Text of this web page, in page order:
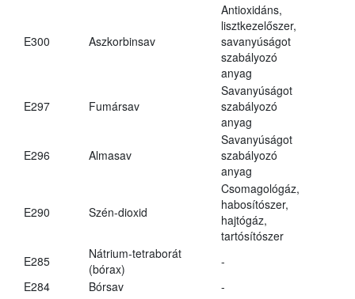
E300 Aszkorbinsav
Antioxidáns,
lisztkezelőszer,
savanyúságot
szabályozó
anyag
E297 Fumársav
Savanyúságot
szabályozó
anyag
E296 Almasav
Savanyúságot
szabályozó
anyag
E290 Szén-dioxid
Csomagológáz,
habosítószer,
hajtógáz,
tartósítószer
E285
Nátrium-tetraborát
(bórax)
-
E284
Bórsav
-